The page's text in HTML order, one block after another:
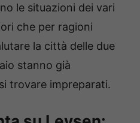
le situazioni dei vari
che per ragioni
la città delle due
stanno già
trovare impreparati.